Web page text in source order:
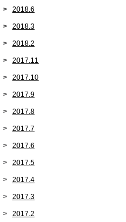
2018.6
2018.3
2018.2
2017.11
2017.10
2017.9
2017.8
2017.7
2017.6
2017.5
2017.4
2017.3
2017.2